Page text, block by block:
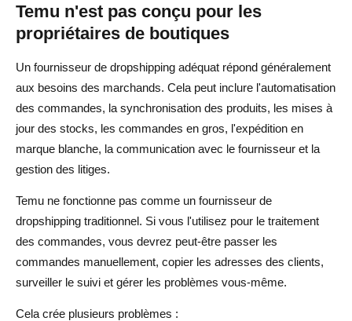
Temu n'est pas conçu pour les
propriétaires de boutiques
Un fournisseur de dropshipping adéquat répond généralement
aux besoins des marchands. Cela peut inclure l'automatisation
des commandes, la synchronisation des produits, les mises à
jour des stocks, les commandes en gros, l'expédition en
marque blanche, la communication avec le fournisseur et la
gestion des litiges.
Temu ne fonctionne pas comme un fournisseur de
dropshipping traditionnel. Si vous l'utilisez pour le traitement
des commandes, vous devrez peut-être passer les
commandes manuellement, copier les adresses des clients,
surveiller le suivi et gérer les problèmes vous-même.
Cela crée plusieurs problèmes :